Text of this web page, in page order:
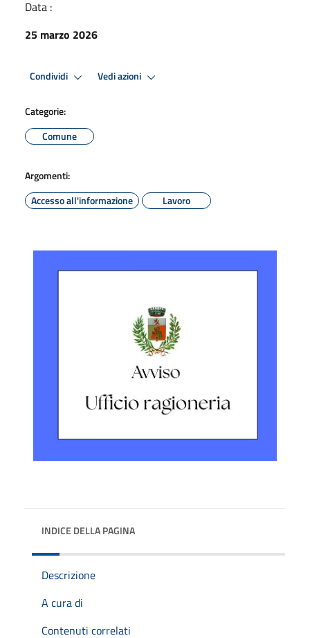
Data :
25 marzo 2026
Condividi Vedi azioni
Categorie:
Comune
Argomenti:
Accesso all'informazione
Lavoro
INDICE DELLA PAGINA
Descrizione
A cura di
Contenuti correlati